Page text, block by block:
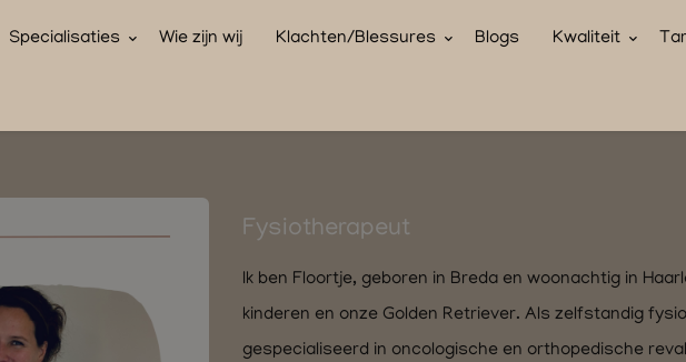
Specialisaties Wie zijn wij Klachten/Blessures Blogs Kwaliteit
Fysiotherapeut
Ik ben Floortje, geboren in Breda en woonachtig in
kinderen en onze Golden Retriever. Als zelfstandig
gespecialiseerd in oncologische en orthopedische